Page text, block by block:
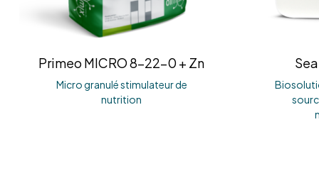
Primeo MICRO 8-22-0 + Zn
Micro granulé stimulateur de
nutrition